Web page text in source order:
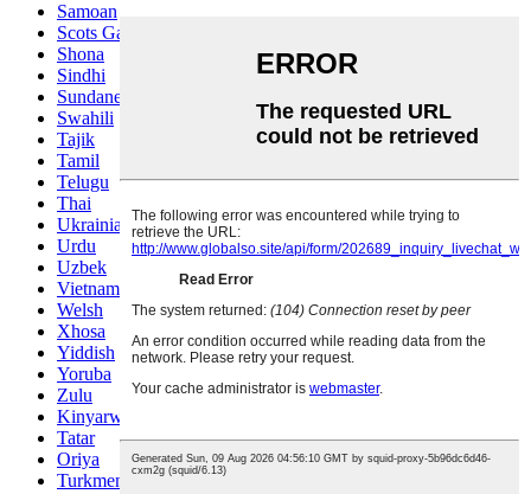
Samoan
Scots Gaelic
Shona
Sindhi
Sundanese
Swahili
Tajik
Tamil
Telugu
Thai
Ukrainian
Urdu
Uzbek
Vietnamese
Welsh
Xhosa
Yiddish
Yoruba
Zulu
Kinyarwanda
Tatar
Oriya
Turkmen